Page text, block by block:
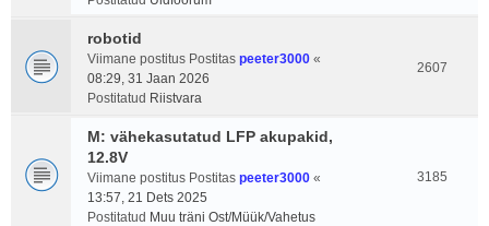
robotid
Viimane postitus Postitas peeter3000 «
08:29, 31 Jaan 2026
Postitatud Riistvara
2607
M: vähekasutatud LFP akupakid,
12.8V
Viimane postitus Postitas peeter3000 «
13:57, 21 Dets 2025
Postitatud Muu träni Ost/Müük/Vahetus
3185